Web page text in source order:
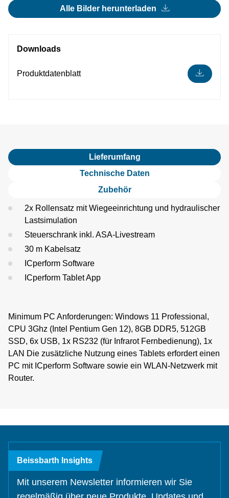
Alle Bilder herunterladen
Downloads
Produktdatenblatt
Lieferumfang
Technische Daten
Zubehör
2x Rollensatz mit Wiegeeinrichtung und hydraulischer
Lastsimulation
Steuerschrank inkl. ASA-Livestream
30 m Kabelsatz
ICperform Software
ICperform Tablet App
Minimum PC Anforderungen: Windows 11 Professional,
CPU 3Ghz (Intel Pentium Gen 12), 8GB DDR5, 512GB
SSD, 6x USB, 1x RS232 (für Infrarot Fernbedienung), 1x
LAN Die zusätzliche Nutzung eines Tablets erfordert einen
PC mit ICperform Software sowie ein WLAN-Netzwerk mit
Router.
Beissbarth Insights
Mit unserem Newsletter informieren wir Sie